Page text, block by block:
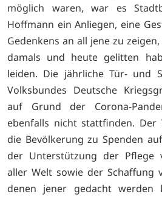
möglich waren, war es
Hoffmann ein Anliegen, eine
Gedenkens an all jene zu
damals und heute gelitten
leiden. Die jährliche Tür- und
Volksbundes Deutsche
auf Grund der Corona-
ebenfalls nicht stattfinden.
die Bevölkerung zu Spenden
der Unterstützung der Pflege
aller Welt sowie der Schaffung
denen jener gedacht werden